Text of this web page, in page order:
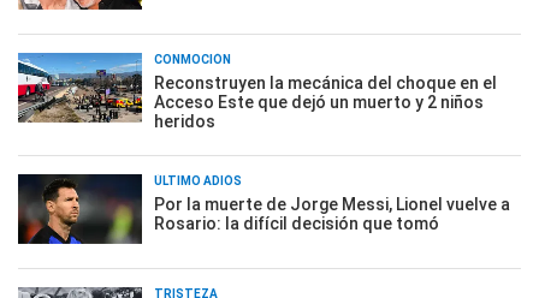
CONMOCIÓN
Reconstruyen la mecánica del choque en el
Acceso Este que dejó un muerto y 2 niños
heridos
ÚLTIMO ADIÓS
Por la muerte de Jorge Messi, Lionel vuelve a
Rosario: la difícil decisión que tomó
TRISTEZA